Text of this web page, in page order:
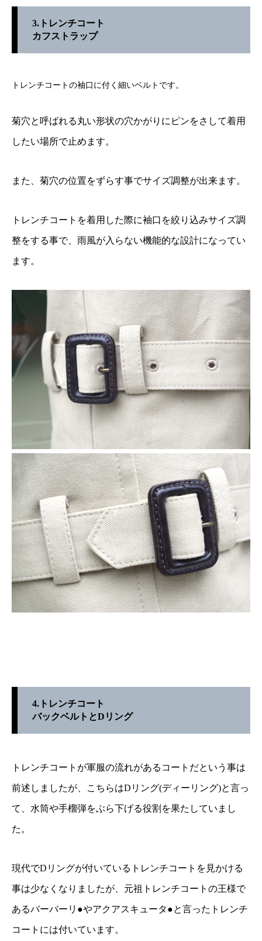
3.トレンチコート
カフストラップ
トレンチコートの袖口に付く細いベルトです。
菊穴と呼ばれる丸い形状の穴かがりにピンをさして着用
したい場所で止めます。
また、菊穴の位置をずらす事でサイズ調整が出来ます。
トレンチコートを着用した際に袖口を絞り込みサイズ調
整をする事で、雨風が入らない機能的な設計になってい
ます。
4.トレンチコート
バックベルトとDリング
トレンチコートが軍服の流れがあるコートだという事は
前述しましたが、こちらはDリング(ディーリング)と言っ
て、水筒や手榴弾をぶら下げる役割を果たしていまし
た。
現代でDリングが付いているトレンチコートを見かける
事は少なくなりましたが、元祖トレンチコートの王様で
あるバーバーリ●やアクアスキュータ●と言ったトレンチ
コートには付いています。